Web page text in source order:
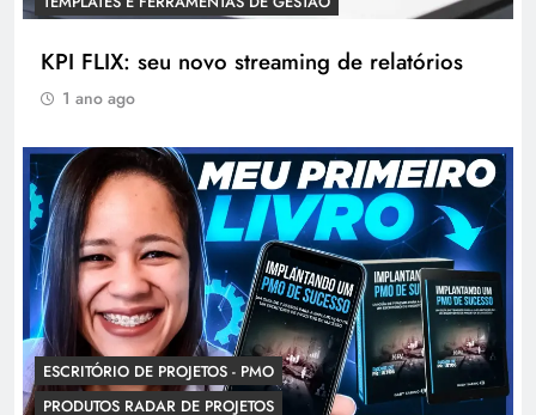
KPI FLIX: seu novo streaming de relatórios
1 ano ago
ESCRITÓRIO DE PROJETOS - PMO
PRODUTOS RADAR DE PROJETOS